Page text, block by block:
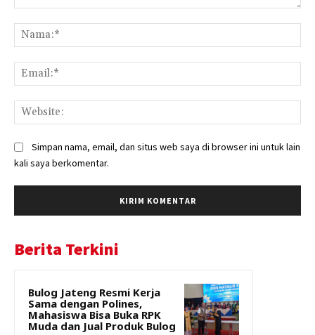
Simpan nama, email, dan situs web saya di browser ini untuk lain
kali saya berkomentar.
Berita Terkini
Bulog Jateng Resmi Kerja
Sama dengan Polines,
Mahasiswa Bisa Buka RPK
Muda dan Jual Produk Bulog